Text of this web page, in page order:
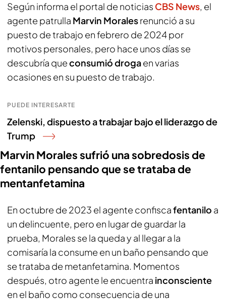
Según informa el portal de noticias CBS News, el
agente patrulla Marvin Moralesrenunció a su
puesto de trabajo en febrero de 2024 por
motivos personales, pero hace unos días se
descubría queconsumió drogaen varias
ocasiones en su puesto de trabajo.
PUEDE INTERESARTE
Zelenski, dispuesto a trabajar bajo el liderazgo de
Trump
Marvin Morales sufrió una sobredosis de
fentanilo pensando que se trataba de
mentanfetamina
En octubre de 2023 el agente confiscafentanilo a
un delincuente, pero en lugar de guardar la
prueba, Morales se la queda y al llegar a la
comisaría la consume en un baño pensando que
se trataba de metanfetamina. Momentos
después, otro agente le encuentra inconsciente
en el baño como consecuencia de una